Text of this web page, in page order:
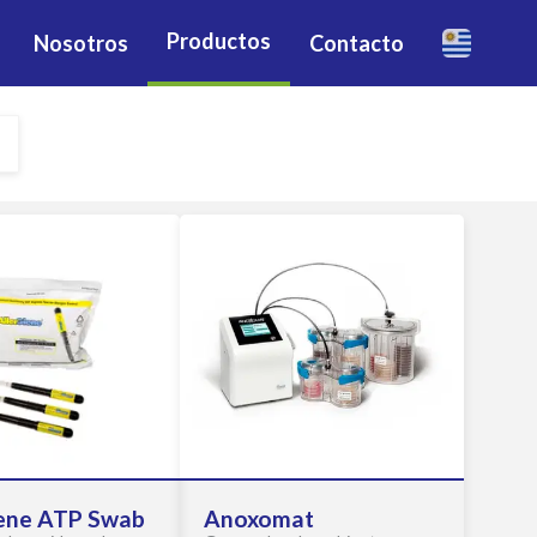
Nosotros Productos Contacto
ATP Swab Anoxomat